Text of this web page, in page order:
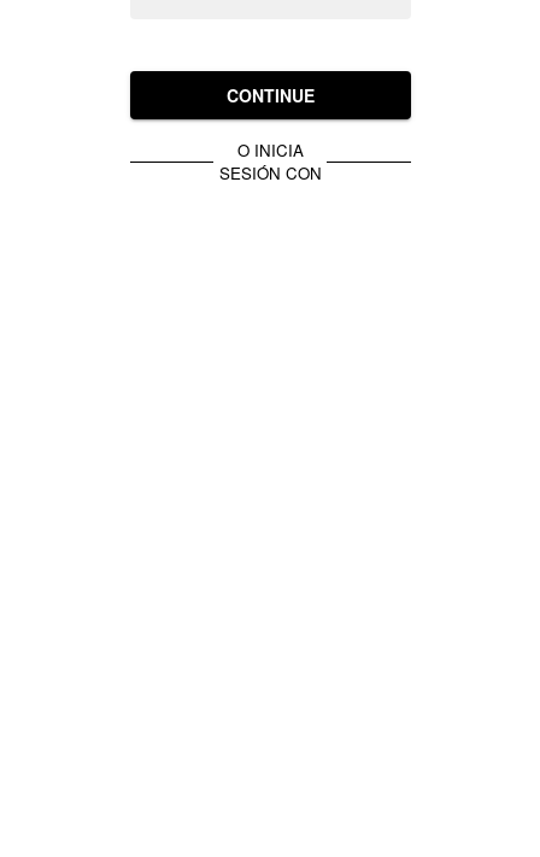
CONTINUE
O INICIA
SESIÓN CON